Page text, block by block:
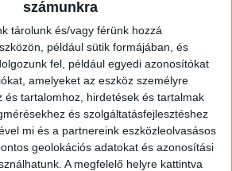
számunkra
tárolunk és/vagy férünk hozzá
például sütik formájában, és
fel, például egyedi azonosítókat
amelyeket az eszköz személyre
és tartalomhoz, hirdetések és tartalmak
és szolgáltatásfejlesztéshez
mi és a partnereink eszközleolvasásos
geolokációs adatokat és azonosítási
A megfelelő helyre kattintva